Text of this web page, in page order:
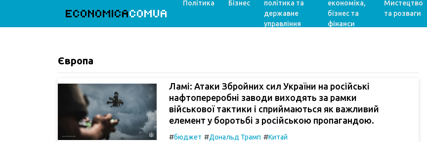
ECONOMICACOMUA
Політика Бізнес
політика та
державне
управління
економіка,
бізнес та
фінанси
Мистецтво
та розваги
Європа
Ламі: Атаки Збройних сил України на російські
нафтопереробні заводи виходять за рамки
військової тактики і сприймаються як важливий
елемент у боротьбі з російською пропагандою.
#бюджет #Дональд Трамп #Китай